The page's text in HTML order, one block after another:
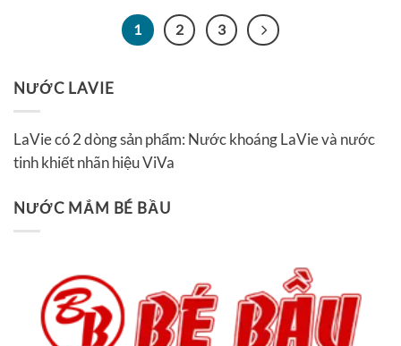
1 2 3
NƯỚC LAVIE
LaVie có 2 dòng sản phẩm: Nước khoáng LaVie và nước
tinh khiết nhãn hiệu ViVa
NƯỚC MẮM BÉ BẦU